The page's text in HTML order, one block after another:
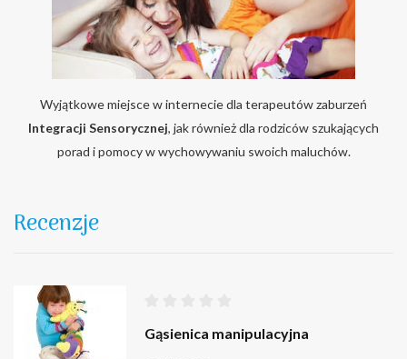
Wyjątkowe miejsce w internecie dla terapeutów zaburzeń
Integracji Sensorycznej, jak również dla rodziców szukających
porad i pomocy w wychowywaniu swoich maluchów.
Recenzje
Gąsienica manipulacyjna